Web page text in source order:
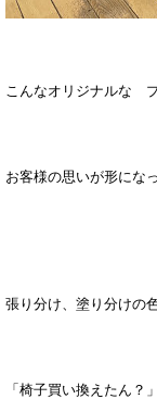
こんなオリジナルな
お客様の思いが形にな
張り分け、塗り分けの
「椅子買い換えたん？